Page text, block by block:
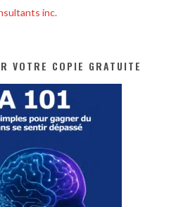
inc.
VOTRE COPIE GRATUITE